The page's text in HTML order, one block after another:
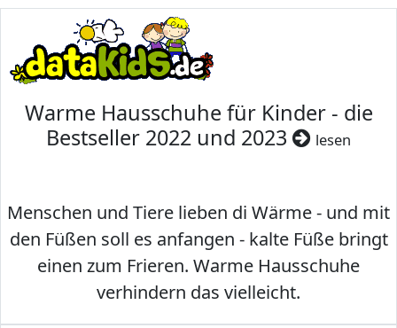
Warme Hausschuhe für Kinder - die
Bestseller 2022 und 2023
lesen
Menschen und Tiere lieben di Wärme - und mit
den Füßen soll es anfangen - kalte Füße bringt
einen zum Frieren. Warme Hausschuhe
verhindern das vielleicht.